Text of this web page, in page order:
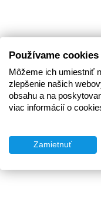
Používame cookies
Môžeme ich umiestniť
zlepšenie našich
obsahu a na
viac informácií o
Zamietnuť